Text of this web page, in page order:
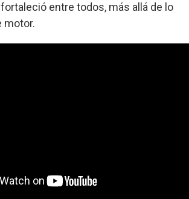
entre todos, más allá de lo
motor.